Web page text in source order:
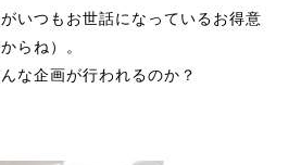
いつもお世話になっているお得意
らね）。
な企画が行われるのか？